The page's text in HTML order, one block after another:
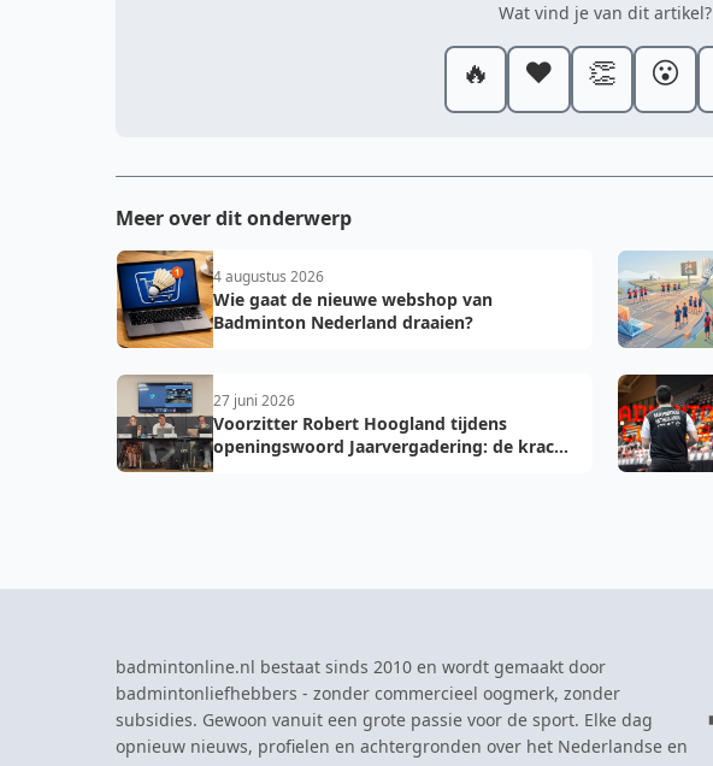
Wat vind je van dit artikel?
🔥 ❤️ 👏 😮
Meer over dit onderwerp
4 augustus 2026
Wie gaat de nieuwe webshop van
Badminton Nederland draaien?
27 juni 2026
Voorzitter Robert Hoogland tijdens
openingswoord Jaarvergadering: de kracht
badmintonline.nl bestaat sinds 2010 en wordt gemaakt door
badmintonliefhebbers - zonder commercieel oogmerk, zonder
subsidies. Gewoon vanuit een grote passie voor de sport. Elke dag
opnieuw nieuws, profielen en achtergronden over het Nederlandse en